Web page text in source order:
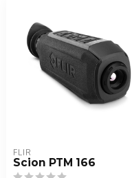
FLIR
Scion PTM 166